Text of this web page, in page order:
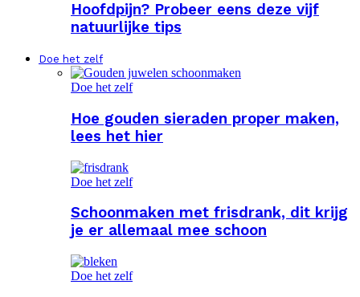
Hoofdpijn? Probeer eens deze vijf
natuurlijke tips
Doe het zelf
Doe het zelf
Hoe gouden sieraden proper maken,
lees het hier
Doe het zelf
Schoonmaken met frisdrank, dit krijg
je er allemaal mee schoon
Doe het zelf